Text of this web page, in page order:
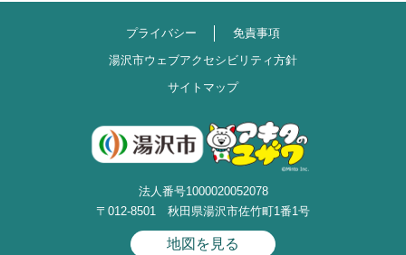
プライバシー
免責事項
湯沢市ウェブアクセシビリティ方針
サイトマップ
法人番号1000020052078
〒012-8501 秋田県湯沢市佐竹町1番1号
地図を見る